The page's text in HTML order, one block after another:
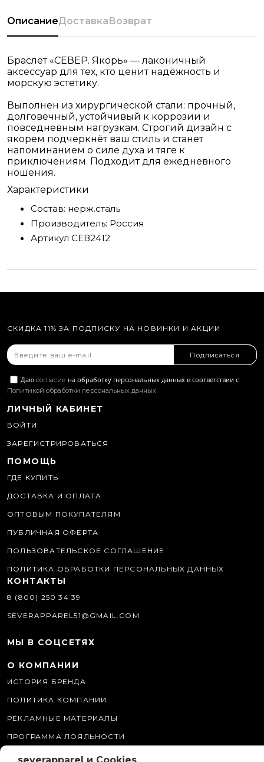
ОписаниеДоставкаВозврат
Браслет «СЕВЕР. Якорь» — лаконичный
аксессуар для тех, кто ценит надёжность и
морскую эстетику.
Выполнен из хирургической стали: прочный,
долговечный, устойчивый к коррозии и
повседневным нагрузкам. Строгий дизайн с
якорем подчеркнёт ваш стиль и станет
напоминанием о силе духа и тяге к
приключениям. Подходит для ежедневного
ношения.
Характеристики
Состав: нерж.сталь
Производитель: Россия
Артикул СЕВ2412
СКИДКА 11% ЗА ПОДПИСКУ НА НОВИНКИ И АКЦИИ
Подписаться
Даю согласие на обработку персональных данных в соответствии с
Политикой обработки персональных данных
ЛИЧНЫЙ КАБИНЕТ
ВОЙТИ
ЗАРЕГИСТРИРОВАТЬСЯ
ПОМОЩЬ
ГДЕ КУПИТЬ
ДОСТАВКА И ОПЛАТА
ОПТОВЫМ ПОКУПАТЕЛЯМ
ПУБЛИЧНАЯ ОФЕРТА
ПОЛЬЗОВАТЕЛЬСКОЕ СОГЛАШЕНИЕ
ПОЛИТИКА ОБРАБОТКИ ПЕРСОНАЛЬНЫХ ДАННЫХ
КОНТАКТЫ
8 (800) 250 34 39
SEVERAPPAREL51@GMAIL.COM
МЫ В СОЦСЕТЯХ
О КОМПАНИИ
ИСТОРИЯ БРЕНДА
ПОЛИТИКА КОМПАНИИ
РЕКЛАМНЫЕ МАТЕРИАЛЫ
ПРОГРАММА ЛОЯЛЬНОСТИ